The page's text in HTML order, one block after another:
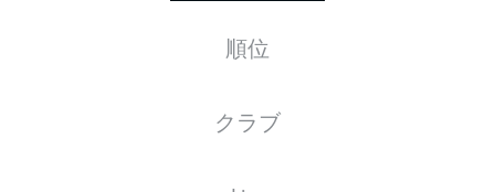
順位
クラブ
スターティングメンバー